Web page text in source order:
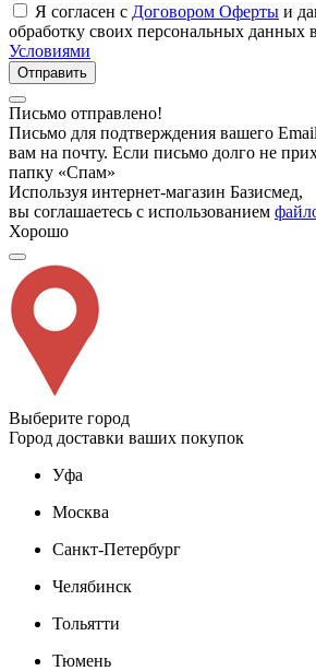
Я согласен с Договором Оферты и
обработку своих персональных данных
Условиями
Отправить
Письмо отправлено!
Письмо для подтверждения вашего
вам на почту. Если письмо долго не
папку «Спам»
Используя интернет-магазин Базисмед,
вы соглашаетесь с использованием
Хорошо
Выберите город
Город доставки ваших покупок
Уфа
Москва
Санкт-Петербург
Челябинск
Тольятти
Тюмень